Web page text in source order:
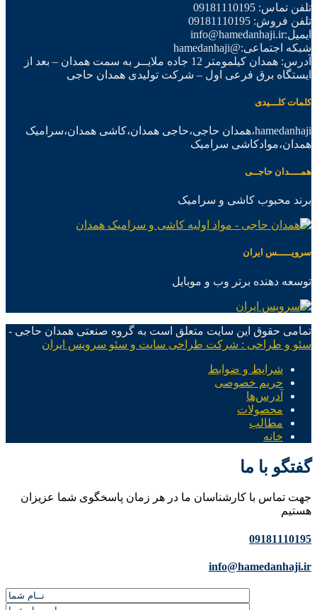
تلفن تماس: 09181110195
تلفن فروش: 09181110195
ایمیل:info@hamedanhaji.ir
شبکه اجتماعی:@hamedanhaji
آدرس: همدان کیلمومتر 12 جاده ملایــر به سمت همدان – بعد از
ایستگاه برق فرعی اول – شرکت تولیدی همدان حاجی
کلمات کلـــیدی
hamedanhaji،همدان حاجی،حاجی همدان،کاشی همدان،سرامیک
همدان،موادکاشی سرامیک
همــــدان حاجــی
برند محبوب کاشی و سرامیک
سرویـــــس ایران
توسعه دهنده برتر وب و موبایل
تمامی حقوق این سایت متعلق است به گروه صنعتی همدان حاجی -
سئو و طراحی : شرکت طراحی سایت و سئو سرویس ایران
شرایط و ضوابط
حریم خصوصی
آدرس‌ها
محصولات
مطالب
خانه
گفتگو با ما
جهت تماس با کارشناسان ما در هر زمان پاسخگوی شما عزیزان
هستیم
09181110195
info@hamedanhaji.ir